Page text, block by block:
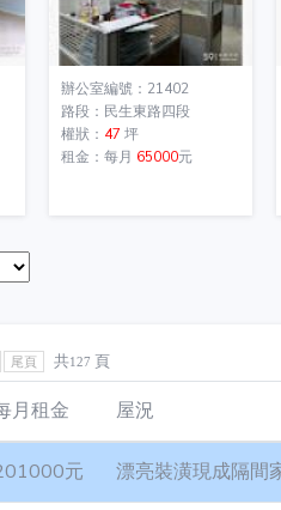
辦公室編號：21402
路段：民生東路四段
權狀： 47 坪
租金：每月 65000元
尾頁 共127 頁
月租金 屋況
元 漂亮裝潢現成隔間